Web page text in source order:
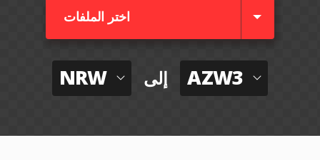
اختر الملفات
NRW إلى AZW3